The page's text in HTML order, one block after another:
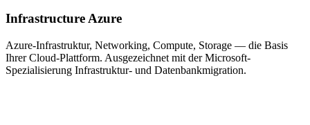
Infrastructure Azure
Azure-Infrastruktur, Networking, Compute, Storage — die Basis
Ihrer Cloud-Plattform. Ausgezeichnet mit der Microsoft-
Spezialisierung Infrastruktur- und Datenbankmigration.